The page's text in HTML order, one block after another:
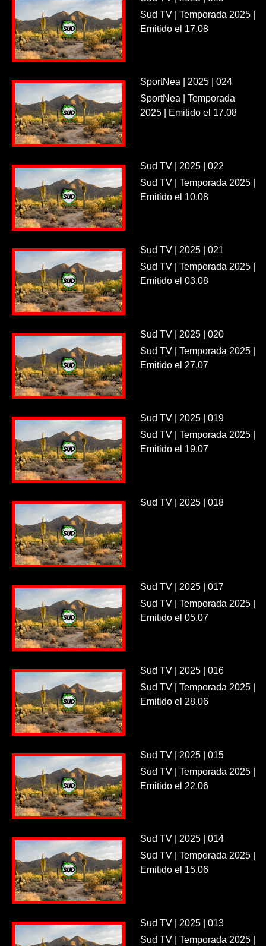
Sud TV | Temporada 2025 |
Emitido el 17.08
SportNea | 2025 | 024
SportNea | Temporada
2025 | Emitido el 17.08
Sud TV | 2025 | 022
Sud TV | Temporada 2025 |
Emitido el 10.08
Sud TV | 2025 | 021
Sud TV | Temporada 2025 |
Emitido el 03.08
Sud TV | 2025 | 020
Sud TV | Temporada 2025 |
Emitido el 27.07
Sud TV | 2025 | 019
Sud TV | Temporada 2025 |
Emitido el 19.07
Sud TV | 2025 | 018
Sud TV | 2025 | 017
Sud TV | Temporada 2025 |
Emitido el 05.07
Sud TV | 2025 | 016
Sud TV | Temporada 2025 |
Emitido el 28.06
Sud TV | 2025 | 015
Sud TV | Temporada 2025 |
Emitido el 22.06
Sud TV | 2025 | 014
Sud TV | Temporada 2025 |
Emitido el 15.06
Sud TV | 2025 | 013
Sud TV | Temporada 2025 |